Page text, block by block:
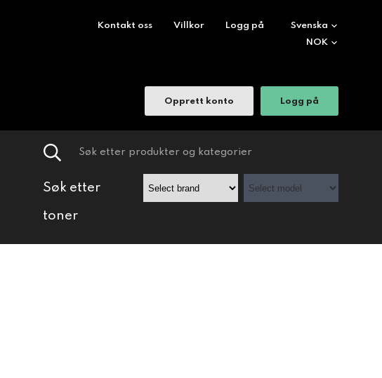
Kontakt oss Villkor Logg på
Opprett konto Logg på
Søk etter
toner